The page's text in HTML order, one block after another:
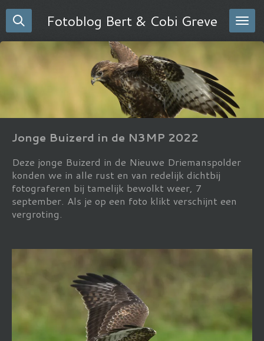
Ga
direct
Fotoblog Bert & Cobi Greve
Jonge Buizerd in de N3MP 2022
Deze jonge Buizerd in de Nieuwe Driemanspolder
konden we in alle rust en van redelijk dichtbij
fotograferen bij tamelijk bewolkt weer, 7
september. Als je op een foto klikt verschijnt een
vergroting.